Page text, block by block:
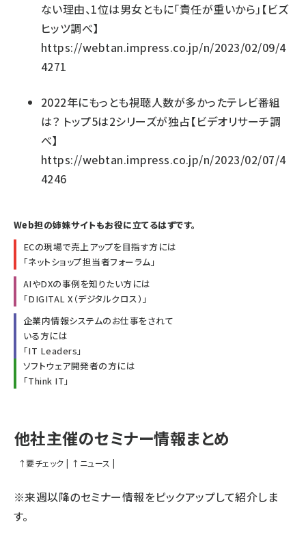
ない理由、1位は男女ともに「責任が重いから」【ビズ
ヒッツ調べ】
https://webtan.impress.co.jp/n/2023/02/09/4
4271
2022年にもっとも視聴人数が多かったテレビ番組
は？ トップ5は2シリーズが独占【ビデオリサーチ調
べ】
https://webtan.impress.co.jp/n/2023/02/07/4
4246
Web担の姉妹サイトもお役に立てるはずです。
ECの現場で売上アップを目指す方には
「ネットショップ担当者フォーラム 」
AIやDXの事例を知りたい方には
「DIGITAL X（デジタルクロス） 」
企業内情報システムのお仕事をされて
いる方には
「IT Leaders 」
ソフトウェア開発者の方には
「Think IT 」
他社主催のセミナー情報まとめ
↑要チェック | ↑ ニュース |
※来週以降のセミナー情報をピックアップして紹介しま
す。